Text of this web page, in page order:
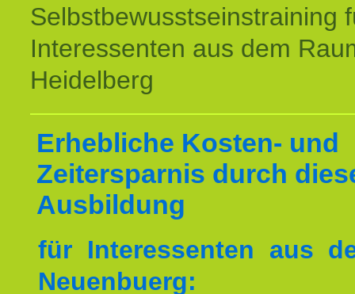
Selbstbewusstseinstraining
Interessenten aus dem
Heidelberg
Erhebliche Kosten- und
Zeitersparnis durch
Ausbildung
für Interessenten aus
Neuenbuerg: